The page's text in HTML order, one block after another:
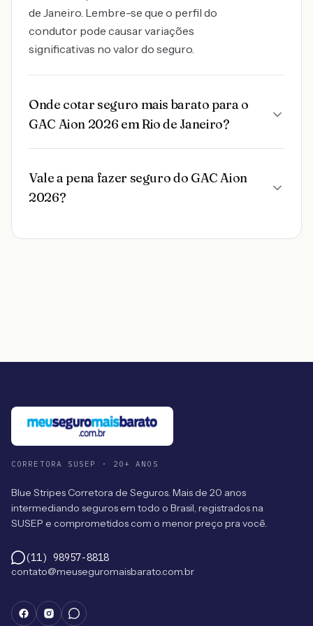
de Janeiro. Lembre-se que o perfil do
condutor pode causar variações
significativas no valor do seguro.
Onde cotar seguro mais barato para o
GAC Aion 2026 em Rio de Janeiro?
Vale a pena fazer seguro do GAC Aion
2026?
CORRETORA SUSEP · 20+ ANOS
Blue Stripes Corretora de Seguros. Mais de 20 anos
intermediando seguros em todo o Brasil, registrados na
SUSEP e comprometidos com o menor preço pra você.
(11) 98957-8818
contato@meuseguromaisbarato.com.br